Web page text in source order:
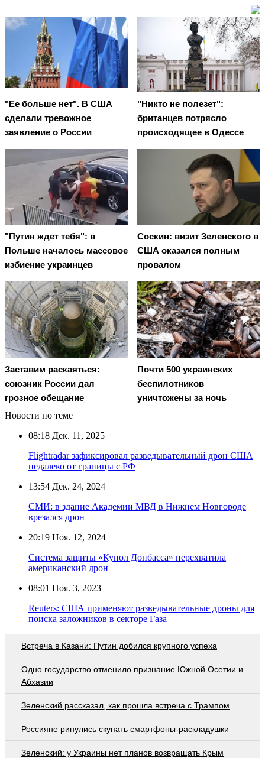
"Ее больше нет". В США
сделали тревожное
заявление о России
"Никто не полезет":
британцев потрясло
происходящее в Одессе
"Путин ждет тебя": в
Польше началось массовое
избиение украинцев
Соскин: визит Зеленского в
США оказался полным
провалом
Заставим раскаяться:
союзник России дал
грозное обещание
Почти 500 украинских
беспилотников
уничтожены за ночь
Новости по теме
08:18 Дек. 11, 2025
Flightradar зафиксировал разведывательный дрон США
недалеко от границы с РФ
13:54 Дек. 24, 2024
СМИ: в здание Академии МВД в Нижнем Новгороде
врезался дрон
20:19 Ноя. 12, 2024
Система защиты «Купол Донбасса» перехватила
американский дрон
08:01 Ноя. 3, 2023
Reuters: США применяют разведывательные дроны для
поиска заложников в секторе Газа
Встреча в Казани: Путин добился крупного успеха
Одно государство отменило признание Южной Осетии и
Абхазии
Зеленский рассказал, как прошла встреча с Трампом
Россияне ринулись скупать смартфоны-раскладушки
Зеленский: у Украины нет планов возвращать Крым